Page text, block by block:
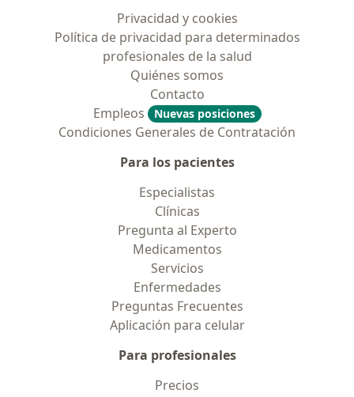
Privacidad y cookies
Política de privacidad para determinados
profesionales de la salud
Quiénes somos
Contacto
Empleos
Nuevas posiciones
Condiciones Generales de Contratación
Para los pacientes
Especialistas
Clínicas
Pregunta al Experto
Medicamentos
Servicios
Enfermedades
Preguntas Frecuentes
Aplicación para celular
Para profesionales
Precios